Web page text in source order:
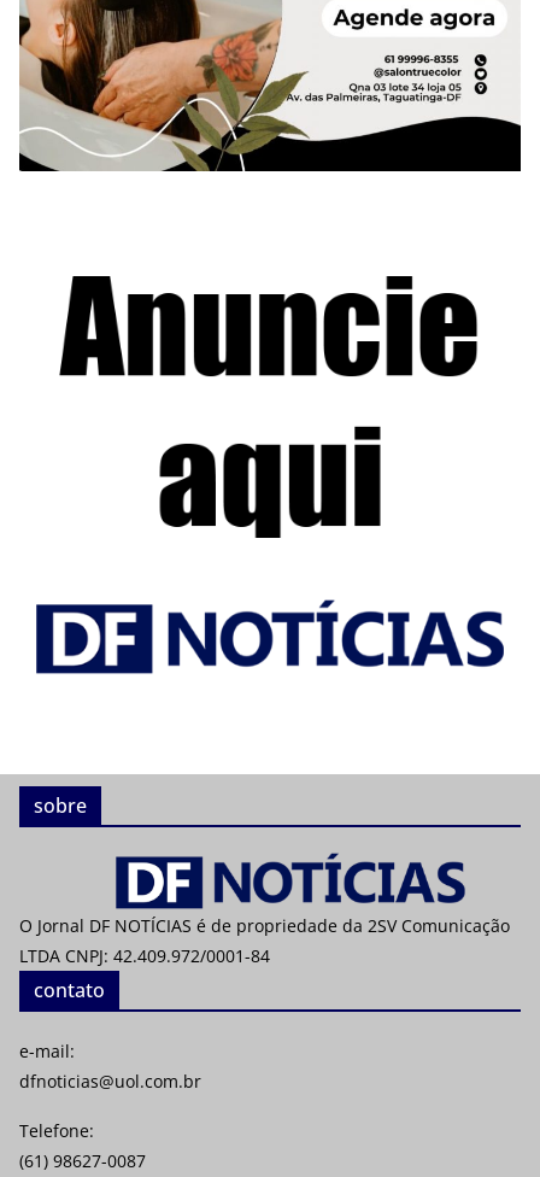
sobre
O Jornal DF NOTÍCIAS é de propriedade da 2SV Comunicação
LTDA CNPJ: 42.409.972/0001-84
contato
e-mail:
dfnoticias@uol.com.br
Telefone:
(61) 98627-0087